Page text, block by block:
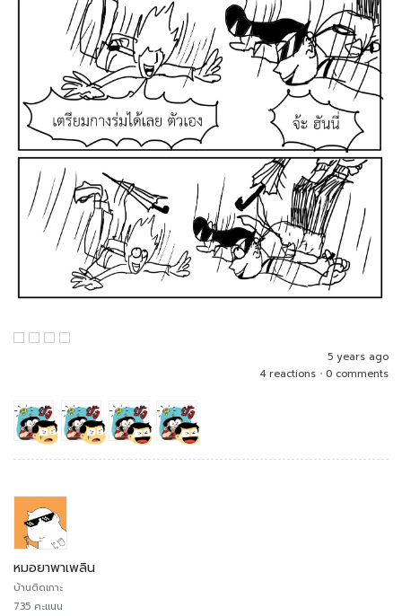
5 years ago
4 reactions • 0 comments
หมอยาพาเพลิน
บ้านติดเกาะ
735 คะแนน